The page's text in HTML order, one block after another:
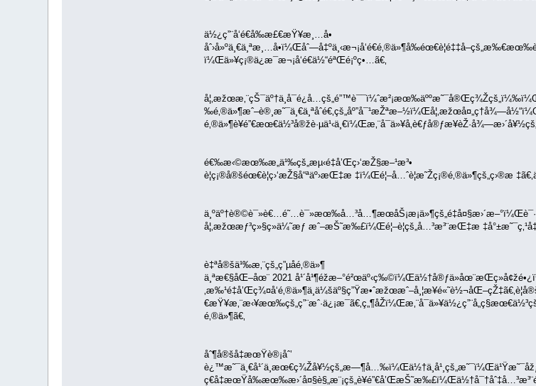
ä½¿ç”¨å‘é€å‰æ£€æŸ¥æ¸…å•
ï¼Œä»¥ç¡®ä¿æ¯æ¬¡å‘é€ä½“éªŒé¡ºç•…ã€‚
é€‰æ‹©æœ‰æ„ä¹‰çš„æµ‹é‡å’Œç›‘æŽ§æ–¹æ³•
è¦ç¡®å®šéœ€è¦ç›‘æŽ§å“ªäº›æŒ‡æ ‡ï¼Œé¦–å…ˆè¦æ˜Žç¡®é‚®ä»¶çš„ç›®æ
å¦‚æžœæƒ³ç»§ç»­ä¼˜æƒ æˆ–æŠ˜æ‰£ï¼Œé¦–è¦çš„å…³æ³¨æŒ‡æ
è‡ªå®šä¹‰æ‚¨çš„ç”µå­é‚®ä»¶
ä¸ªæ€§åŒ–åœ¨ 2021
é‚®ä»¶ã€‚
åˆ¶å®šå‡æœŸè®¡åˆ’